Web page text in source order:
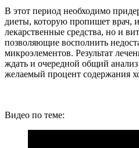
В этот период необходимо
диеты, которую пропишет врач,
лекарственные средства, но и
позволяющие восполнить
микроэлементов. Результат
ждать и очередной общий
желаемый процент содержания
Видео по теме: